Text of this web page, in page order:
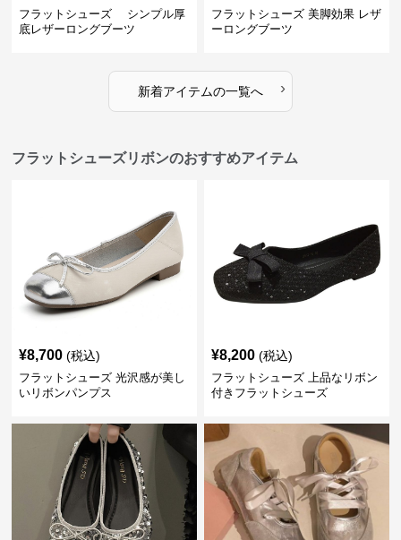
フラットシューズ シンプル厚
底レザーロングブーツ
フラットシューズ 美脚効果 レザ
ーロングブーツ
新着アイテムの一覧へ ›
フラットシューズリボンのおすすめアイテム
¥8,700 (税込)
フラットシューズ 光沢感が美し
いリボンパンプス
¥8,200 (税込)
フラットシューズ 上品なリボン
付きフラットシューズ